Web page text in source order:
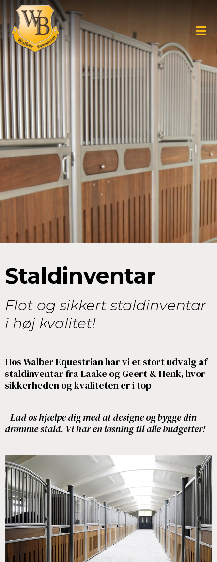
Staldinventar
Flot og sikkert staldinventar
i høj kvalitet!
Hos Walber Equestrian har vi et stort udvalg af
staldinventar fra Laake og Geert & Henk, hvor
sikkerheden og kvaliteten er i top
-Lad os hjælpe dig med at designe og bygge din
drømme stald. Vi har en løsning til alle budgetter!